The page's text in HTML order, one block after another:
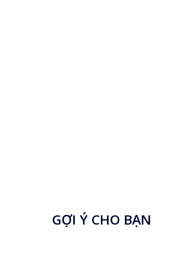
GỢI Ý CHO BẠN